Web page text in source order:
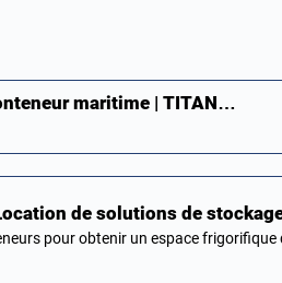
maritime | TITAN…
de solutions de
pour obtenir un espace frigorifique